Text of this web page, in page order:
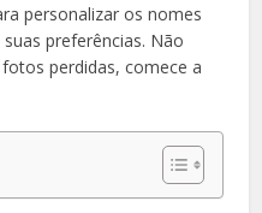
personalizar os nomes
preferências. Não
perdidas, comece a